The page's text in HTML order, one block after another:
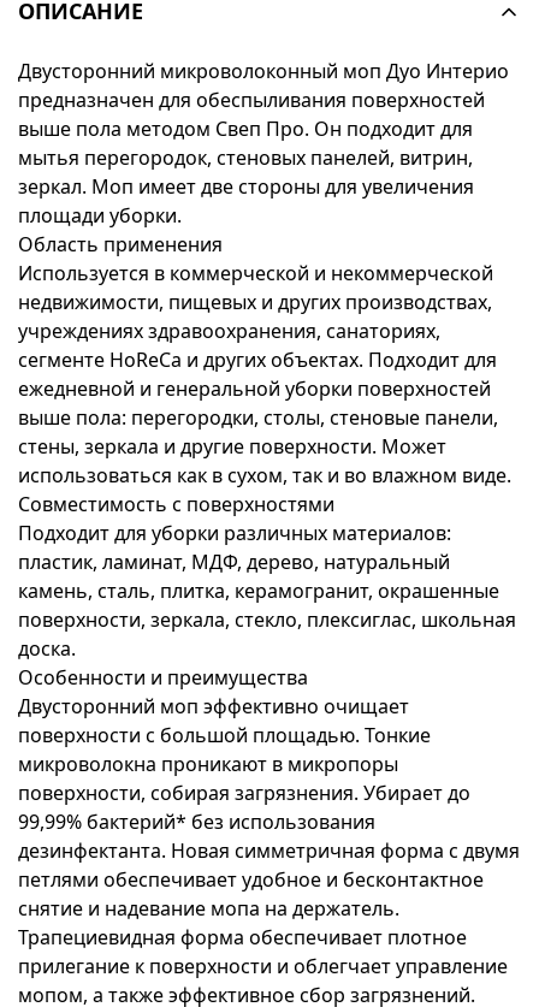
ОПИСАНИЕ
Двусторонний микроволоконный моп Дуо Интерио
предназначен для обеспыливания поверхностей
выше пола методом Свеп Про. Он подходит для
мытья перегородок, стеновых панелей, витрин,
зеркал. Моп имеет две стороны для увеличения
площади уборки.
Область применения
Используется в коммерческой и некоммерческой
недвижимости, пищевых и других производствах,
учреждениях здравоохранения, санаториях,
сегменте HoReCa и других объектах. Подходит для
ежедневной и генеральной уборки поверхностей
выше пола: перегородки, столы, стеновые панели,
стены, зеркала и другие поверхности. Может
использоваться как в сухом, так и во влажном виде.
Совместимость с поверхностями
Подходит для уборки различных материалов:
пластик, ламинат, МДФ, дерево, натуральный
камень, сталь, плитка, керамогранит, окрашенные
поверхности, зеркала, стекло, плексиглас, школьная
доска.
Особенности и преимущества
Двусторонний моп эффективно очищает
поверхности с большой площадью. Тонкие
микроволокна проникают в микропоры
поверхности, собирая загрязнения. Убирает до
99,99% бактерий* без использования
дезинфектанта. Новая симметричная форма с двумя
петлями обеспечивает удобное и бесконтактное
снятие и надевание мопа на держатель.
Трапециевидная форма обеспечивает плотное
прилегание к поверхности и облегчает управление
мопом, а также эффективное сбор загрязнений.